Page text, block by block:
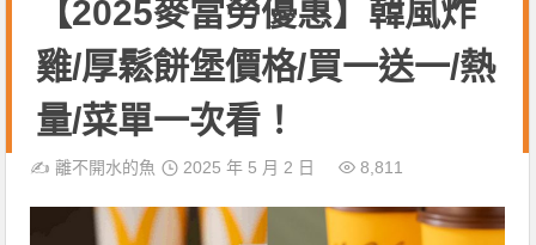
【2025麥當勞優惠】韓風炸
雞/厚鬆餅堡價格/買一送一/熱
量/菜單一次看！
✍️離不開水的魚 2025 年 5 月 2 日 8,811